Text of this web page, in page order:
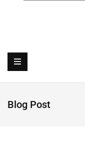
Blog Post